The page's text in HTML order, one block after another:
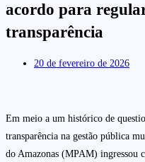
acordo para
transparência
20 de fevereiro de 2026
Em meio a um histórico de
transparência na gestão pública
do Amazonas (MPAM) ingressou